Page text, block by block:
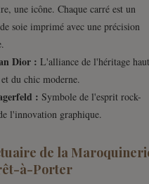
une icône. Chaque carré est un
soie imprimé avec une précision
Dior : L'alliance de l'héritage
du chic moderne.
: Symbole de l'esprit rock-
l'innovation graphique.
de la
à-Porter